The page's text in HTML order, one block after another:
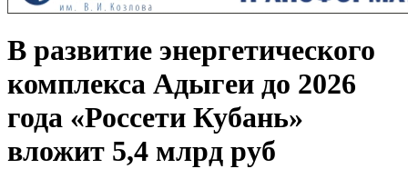
В развитие энергетического
комплекса Адыгеи до 2026
года «Россети Кубань»
вложит 5,4 млрд руб